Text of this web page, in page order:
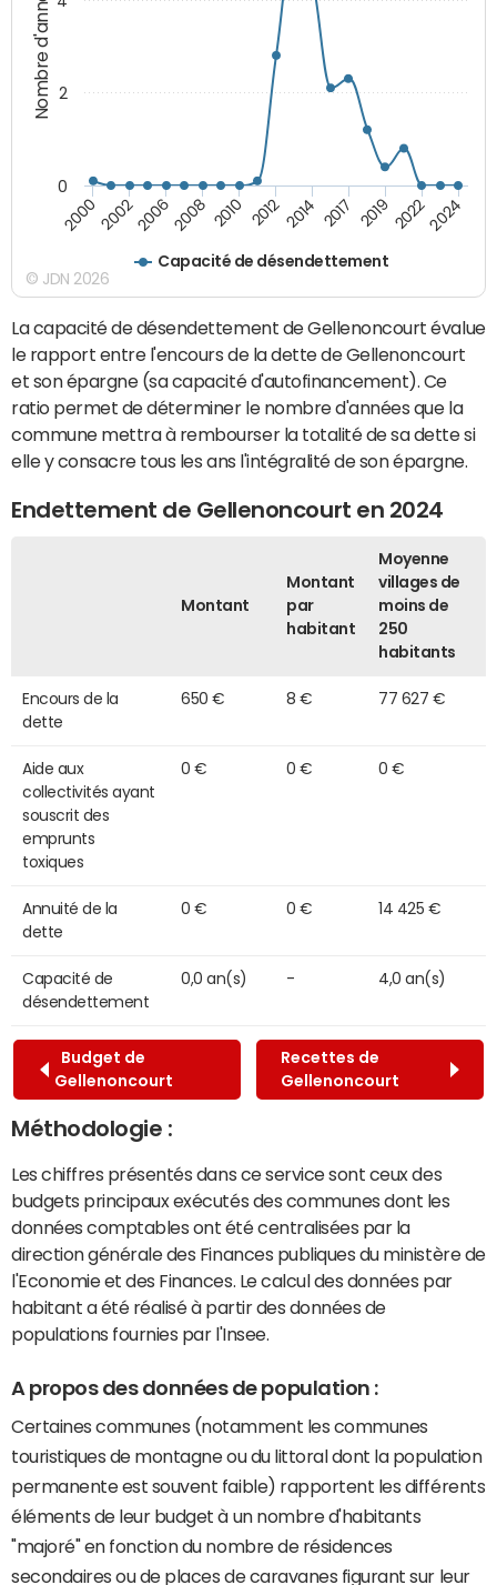
Nombre d'années
Capacité de désendettement
2000200220062008 2010 2012 2014 2017 201920222024
0
2
© JDN 2026
La capacité de désendettement de Gellenoncourt évalue
le rapport entre l'encours de la dette de Gellenoncourt
et son épargne (sa capacité d'autofinancement). Ce
ratio permet de déterminer le nombre d'années que la
commune mettra à rembourser la totalité de sa dette si
elle y consacre tous les ans l'intégralité de son épargne.
Endettement de Gellenoncourt en 2024
Montant
Montant
par
habitant
Moyenne
villages de
moins de
250
habitants
Encours de la
dette
650 € 8 € 77 627 €
Aide aux
collectivités ayant
souscrit des
emprunts
toxiques
0 € 0 € 0 €
Annuité de la
dette
0 € 0 € 14 425 €
Capacité de
désendettement
0,0 an(s) - 4,0 an(s)
Budget de
Gellenoncourt
Recettes de
Gellenoncourt
Méthodologie :
Les chiffres présentés dans ce service sont ceux des
budgets principaux exécutés des communes dont les
données comptables ont été centralisées par la
direction générale des Finances publiques du ministère de
l'Economie et des Finances. Le calcul des données par
habitant a été réalisé à partir des données de
populations fournies par l'Insee.
A propos des données de population :
Certaines communes (notamment les communes
touristiques de montagne ou du littoral dont la population
permanente est souvent faible) rapportent les différents
éléments de leur budget à un nombre d'habitants
"majoré" en fonction du nombre de résidences
secondaires ou de places de caravanes figurant sur leur